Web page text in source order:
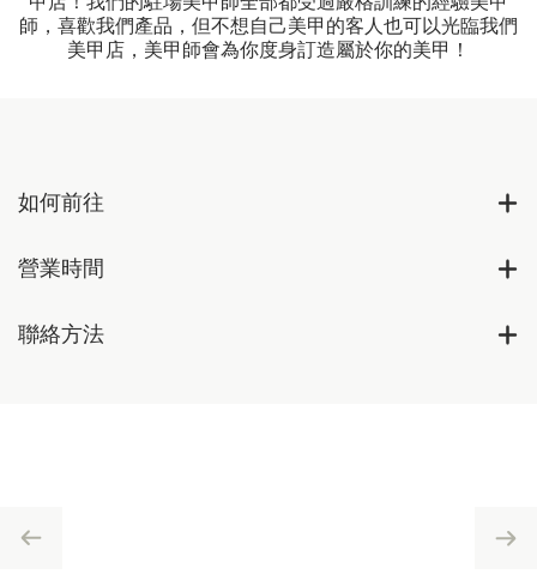
師，喜歡我們產品，但不想自己美甲的客人也可以光臨我們
美甲店，美甲師會為你度身訂造屬於你的美甲！
如何前往
營業時間
聯絡方法